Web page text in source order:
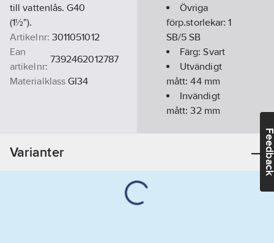
till vattenlås. G40
(1½").
Artikelnr: 3011051012
Ean
artikelnr:
7392462012787
Materialklass GI34
Övriga
förp.storlekar:1
SB/5 SB
Färg:Svart
Utvändigt
mått:44 mm
Invändigt
mått:32mm
Varianter